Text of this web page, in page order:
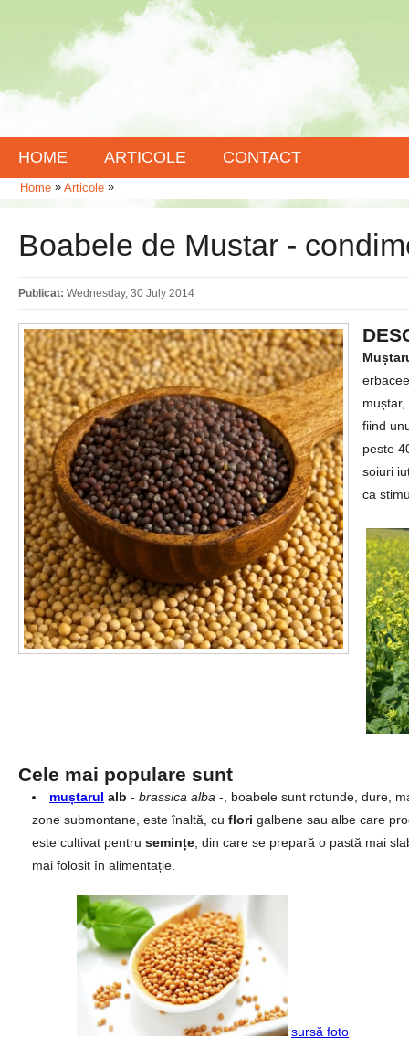
HOME ARTICOLE CONTACT
Home » Articole »
Boabele de Mustar -
Publicat: Wednesday, 30 July 2014
fiind
peste
soiuri
ca
Cele mai populare sunt
muștarul alb - brassica alba -, boabele sunt rotunde, dure,
zone submontane, este înaltă, cu flori galbene sau albe care
este cultivat pentru semințe , din care se prepară o pastă mai
mai folosit în alimentație.
sursă foto